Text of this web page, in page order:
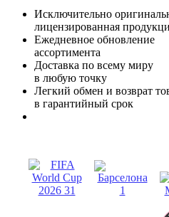
Исключительно
лицензированная
Ежедневное обновление
ассортимента
Доставка по всему миру
в любую точку
Легкий обмен и возврат
в гарантийный срок